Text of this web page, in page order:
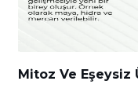
Mitoz Ve Eşeysiz